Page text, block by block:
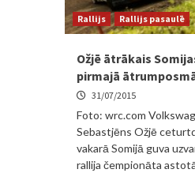
Rallijs Rallijs pasaulē
Ožjē ātrākais
pirmajā
31/07/2015
Foto: wrc.com
Sebastjēns Ožjē
vakarā Somijā guva
rallija čempionāta